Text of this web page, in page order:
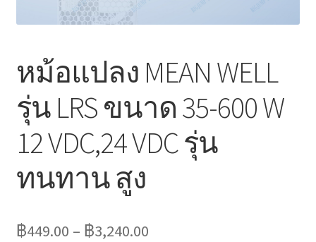
รับเหมาออกแบบติดตั้ง
มุมแชร์ความรู้
Expand
วิธีการชำระเงิน
การจัดส่งสินค้า
หม้อแปลง MEAN WELL
รุ่น LRS ขนาด 35-600 W
12 VDC,24 VDC รุ่น
ทนทาน สูง
฿449.00 – ฿3,240.00